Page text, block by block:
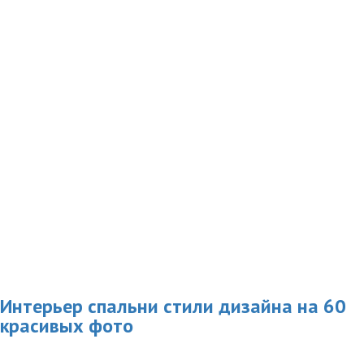
Интерьер спальни стили дизайна на 60
красивых фото